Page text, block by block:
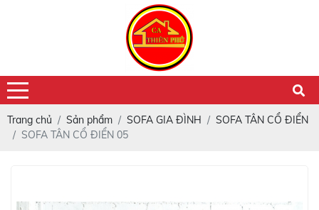
Trang chủ Sản phẩm SOFA GIA ĐÌNH
SOFA TÂN CỔ ĐIỂN
SOFA TÂN CỔ ĐIỂN 05